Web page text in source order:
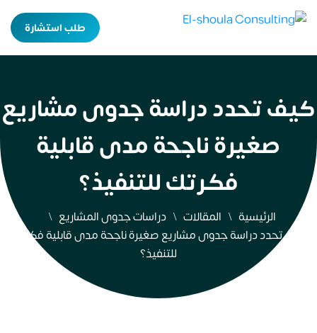
طلب استشارة
كيف تحدد دراسة جدوى مشاريع
صغيرة ناجحة مدى قابلية
فكرتك للتنفيذ؟
الرئيسية المقالات
دراسات جدوى المشاريع
كيف تحدد دراسة جدوى مشاريع صغيرة ناجحة مدى قابلية فكرتك
للتنفيذ؟